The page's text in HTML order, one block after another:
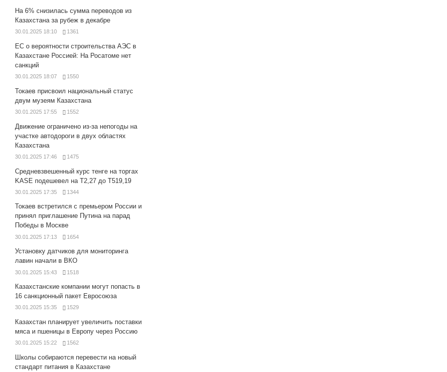
На 6% снизилась сумма переводов из
Казахстана за рубеж в декабре
30.01.2025 18:10 1361
ЕС о вероятности строительства АЭС в
Казахстане Россией: На Росатоме нет
санкций
30.01.2025 18:07 1550
Токаев присвоил национальный статус
двум музеям Казахстана
30.01.2025 17:55 1552
Движение ограничено из-за непогоды на
участке автодороги в двух областях
Казахстана
30.01.2025 17:46 1475
Средневзвешенный курс тенге на торгах
KASE подешевел на Т2,27 до Т519,19
30.01.2025 17:35 1344
Токаев встретился с премьером России и
принял приглашение Путина на парад
Победы в Москве
30.01.2025 17:13 1654
Установку датчиков для мониторинга
лавин начали в ВКО
30.01.2025 15:43 1518
Казахстанские компании могут попасть в
16 санкционный пакет Евросоюза
30.01.2025 15:35 1529
Казахстан планирует увеличить поставки
мяса и пшеницы в Европу через Россию
30.01.2025 15:22 1562
Школы собираются перевести на новый
стандарт питания в Казахстане